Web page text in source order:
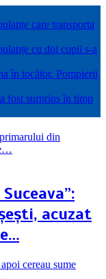
care transporta
cu doi copii s-a
în tocător. Pompierii
fost surprins în timp
acuzat